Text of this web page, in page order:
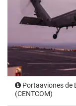
Portaaviones de
(CENTCOM)